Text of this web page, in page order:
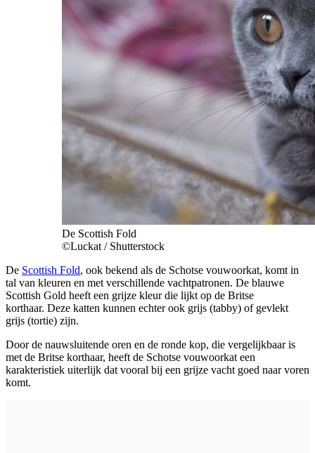
De Scottish Fold
©Luckat / Shutterstock
De Scottish Fold, ook bekend als de Schotse vouwoorkat, komt in
tal van kleuren en met verschillende vachtpatronen. De blauwe
Scottish Gold heeft een grijze kleur die lijkt op de Britse
korthaar. Deze katten kunnen echter ook grijs (tabby) of gevlekt
grijs (tortie) zijn.
Door de nauwsluitende oren en de ronde kop, die vergelijkbaar is
met de Britse korthaar, heeft de Schotse vouwoorkat een
karakteristiek uiterlijk dat vooral bij een grijze vacht goed naar voren
komt.